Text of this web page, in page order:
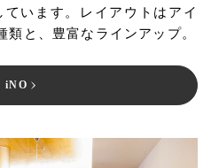
ています。レイアウトはアイ
類と、豊富なラインアップ。
iNO